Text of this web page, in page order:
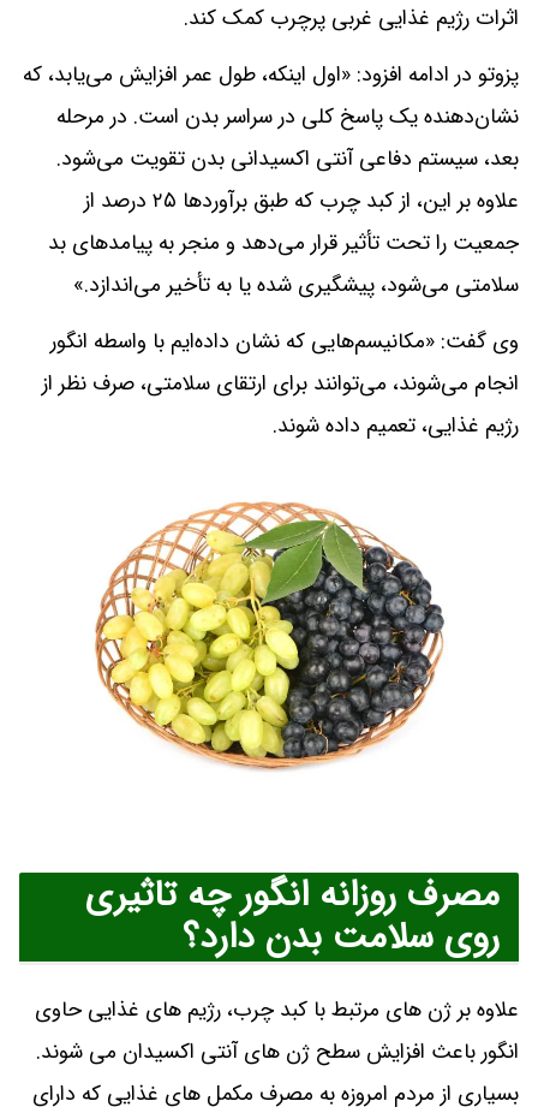
اثرات رژیم غذایی غربی پرچرب کمک کند.
پزوتو در ادامه افزود: «اول اینکه، طول عمر افزایش می‌یابد، که
نشان‌دهنده یک پاسخ کلی در سراسر بدن است. در مرحله
بعد، سیستم دفاعی آنتی اکسیدانی بدن تقویت می‌شود.
علاوه بر این، از کبد چرب که طبق برآوردها ۲۵ درصد از
جمعیت را تحت تأثیر قرار می‌دهد و منجر به پیامدهای بد
سلامتی می‌شود، پیشگیری شده یا به تأخیر می‌اندازد.»
وی گفت: «مکانیسم‌هایی که نشان داده‌ایم با واسطه انگور
انجام می‌شوند، می‌توانند برای ارتقای سلامتی، صرف نظر از
رژیم غذایی، تعمیم داده شوند.
مصرف روزانه انگور چه تاثیری
روی سلامت بدن دارد؟
علاوه بر ژن‌ های مرتبط با کبد چرب، رژیم‌ های غذایی حاوی
انگور باعث افزایش سطح ژن‌ های آنتی‌ اکسیدان می‌ شوند.
بسیاری از مردم امروزه به مصرف مکمل های غذایی که دارای